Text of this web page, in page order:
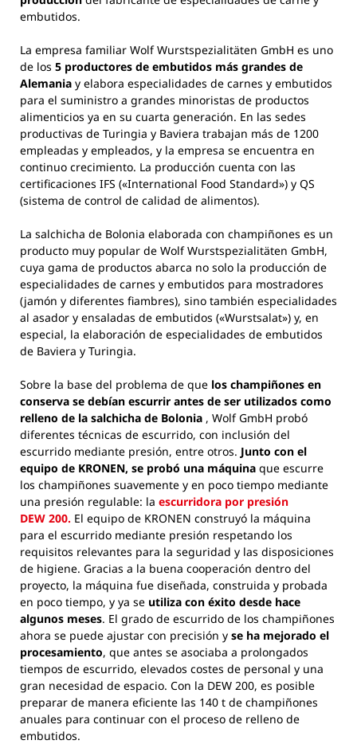
embutidos.
La empresa familiar Wolf Wurstspezialitäten GmbH es uno
de los 5 productores de embutidos más grandes de
Alemania y elabora especialidades de carnes y embutidos
para el suministro a grandes minoristas de productos
alimenticios ya en su cuarta generación. En las sedes
productivas de Turingia y Baviera trabajan más de 1200
empleadas y empleados, y la empresa se encuentra en
continuo crecimiento. La producción cuenta con las
certificaciones IFS («International Food Standard») y QS
(sistema de control de calidad de alimentos).
La salchicha de Bolonia elaborada con champiñones es un
producto muy popular de Wolf Wurstspezialitäten GmbH,
cuya gama de productos abarca no solo la producción de
especialidades de carnes y embutidos para mostradores
(jamón y diferentes fiambres), sino también especialidades
al asador y ensaladas de embutidos («Wurstsalat») y, en
especial, la elaboración de especialidades de embutidos
de Baviera y Turingia.
Sobre la base del problema de que los champiñones en
conserva se debían escurrir antes de ser utilizados como
relleno de la salchicha de Bolonia , Wolf GmbH probó
diferentes técnicas de escurrido, con inclusión del
escurrido mediante presión, entre otros. Junto con el
equipo de KRONEN, se probó una máquina que escurre
los champiñones suavemente y en poco tiempo mediante
una presión regulable: la escurridora por presión
DEW 200. El equipo de KRONEN construyó la máquina
para el escurrido mediante presión respetando los
requisitos relevantes para la seguridad y las disposiciones
de higiene. Gracias a la buena cooperación dentro del
proyecto, la máquina fue diseñada, construida y probada
en poco tiempo, y ya se utiliza con éxito desde hace
algunos meses. El grado de escurrido de los champiñones
ahora se puede ajustar con precisión y se ha mejorado el
procesamiento, que antes se asociaba a prolongados
tiempos de escurrido, elevados costes de personal y una
gran necesidad de espacio. Con la DEW 200, es posible
preparar de manera eficiente las 140 t de champiñones
anuales para continuar con el proceso de relleno de
embutidos.